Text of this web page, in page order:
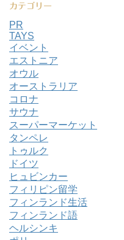
カテゴリー
PR
TAYS
イベント
エストニア
オウル
オーストラリア
コロナ
サウナ
スーパーマーケット
タンペレ
トゥルク
ドイツ
ヒュビンカー
フィリピン留学
フィンランド生活
フィンランド語
ヘルシンキ